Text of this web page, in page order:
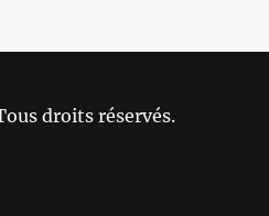
droits réservés.